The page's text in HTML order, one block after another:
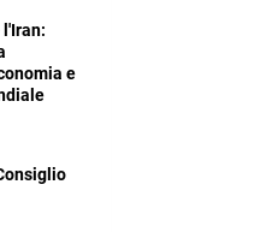
l'Iran:
e